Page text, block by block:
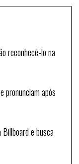
reconhecê-lo na
pronunciam após
Billboard e busca